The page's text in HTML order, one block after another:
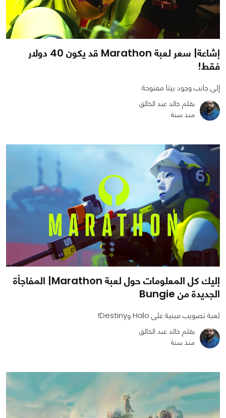
1239
إشاعة| سعر لعبة Marathon قد يكون 40 دولار
فقط!
إلى جانب وجود بيتا مفتوحة
بقلم خالد عبد الخالق
منذ سنة
2833
إليك كل المعلومات حول لعبة Marathon| المفاجأة
الجديدة من Bungie
لعبة تصويب مبنية على Halo وDestiny!
بقلم خالد عبد الخالق
منذ سنة